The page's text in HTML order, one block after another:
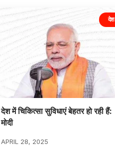
देश
देश में चिकित्सा सुविधाएं बेहतर हो रही हैं:
मोदी
APRIL 28, 2025